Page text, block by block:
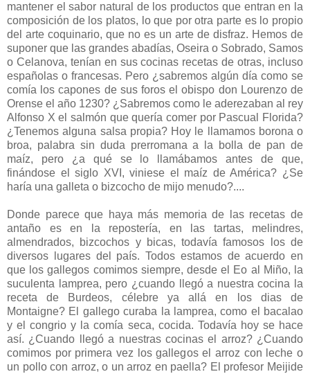
mantener el sabor natural de los productos que entran en la
composición de los platos, lo que por otra parte es lo propio
del arte coquinario, que no es un arte de disfraz. Hemos de
suponer que las grandes abadías, Oseira o Sobrado, Samos
o Celanova, tenían en sus cocinas recetas de otras, incluso
españolas o francesas. Pero ¿sabremos algún día como se
comía los capones de sus foros el obispo don Lourenzo de
Orense el año 1230? ¿Sabremos como le aderezaban al rey
Alfonso X el salmón que quería comer por Pascual Florida?
¿Tenemos alguna salsa propia? Hoy le llamamos borona o
broa, palabra sin duda prerromana a la bolla de pan de
maíz, pero ¿a qué se lo llamábamos antes de que,
finándose el siglo XVI, viniese el maíz de América? ¿Se
haría una galleta o bizcocho de mijo menudo?....
Donde parece que haya más memoria de las recetas de
antaño es en la repostería, en las tartas, melindres,
almendrados, bizcochos y bicas, todavía famosos los de
diversos lugares del país. Todos estamos de acuerdo en
que los gallegos comimos siempre, desde el Eo al Miño, la
suculenta lamprea, pero ¿cuando llegó a nuestra cocina la
receta de Burdeos, célebre ya allá en los dias de
Montaigne? El gallego curaba la lamprea, como el bacalao
y el congrio y la comía seca, cocida. Todavía hoy se hace
así. ¿Cuando llegó a nuestras cocinas el arroz? ¿Cuando
comimos por primera vez los gallegos el arroz con leche o
un pollo con arroz, o un arroz en paella? El profesor Meijide